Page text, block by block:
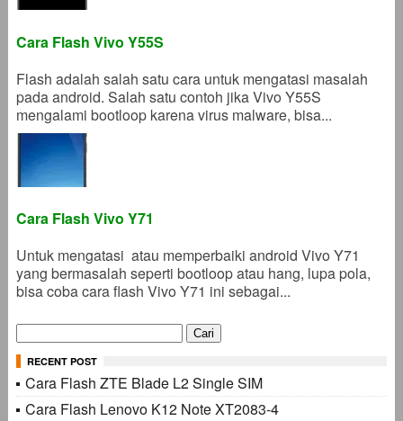
Cara Flash Vivo Y55S
Flash adalah salah satu cara untuk mengatasi masalah
pada android. Salah satu contoh jika Vivo Y55S
mengalami bootloop karena virus malware, bisa...
Cara Flash Vivo Y71
Untuk mengatasi atau memperbaiki android Vivo Y71
yang bermasalah seperti bootloop atau hang, lupa pola,
bisa coba cara flash Vivo Y71 ini sebagai...
Cari
untuk:
RECENT POST
Cara Flash ZTE Blade L2 Single SIM
Cara Flash Lenovo K12 Note XT2083-4